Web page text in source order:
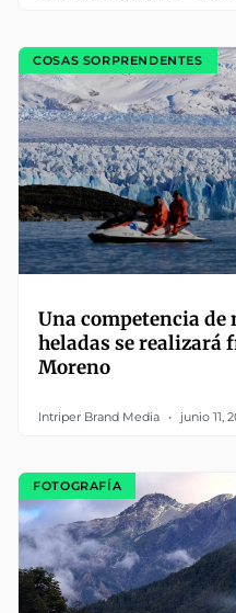
COSAS SORPRENDENTES
Una competencia de
heladas se realizará
Moreno
Intriper Brand Media junio 11,
FOTOGRAFÍA